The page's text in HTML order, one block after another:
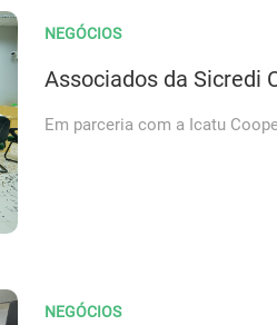
NEGÓCIOS
Associados da Sicredi
Em parceria com a Icatu
NEGÓCIOS